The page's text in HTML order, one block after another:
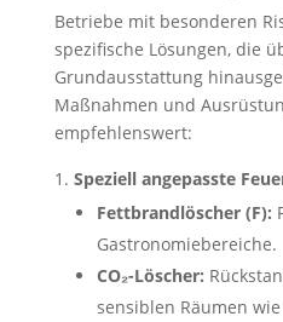
Betriebe mit besonderen
spezifische Lösungen, die
Grundausstattung
Maßnahmen und
empfehlenswert:
Speziell angepasste
Fettbrandlöscher (F):
Gastronomiebereiche.
CO₂-Löscher:
sensiblen Räumen